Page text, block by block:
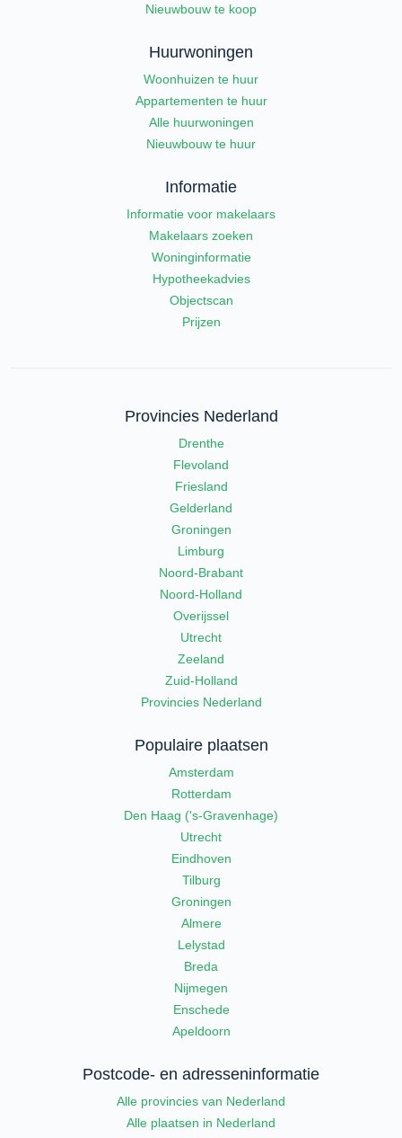
Nieuwbouw te koop
Huurwoningen
Woonhuizen te huur
Appartementen te huur
Alle huurwoningen
Nieuwbouw te huur
Informatie
Informatie voor makelaars
Makelaars zoeken
Woninginformatie
Hypotheekadvies
Objectscan
Prijzen
Provincies Nederland
Drenthe
Flevoland
Friesland
Gelderland
Groningen
Limburg
Noord-Brabant
Noord-Holland
Overijssel
Utrecht
Zeeland
Zuid-Holland
Provincies Nederland
Populaire plaatsen
Amsterdam
Rotterdam
Den Haag ('s-Gravenhage)
Utrecht
Eindhoven
Tilburg
Groningen
Almere
Lelystad
Breda
Nijmegen
Enschede
Apeldoorn
Postcode- en adresseninformatie
Alle provincies van Nederland
Alle plaatsen in Nederland